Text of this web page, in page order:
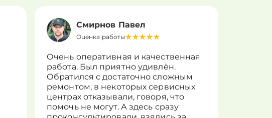
Смирнов Павел
Оценка работы
Очень оперативная и качественная
работа. Был приятно удивлён.
Обратился с достаточно сложным
ремонтом, в некоторых сервисных
центрах отказывали, говоря, что
помочь не могут. А здесь сразу